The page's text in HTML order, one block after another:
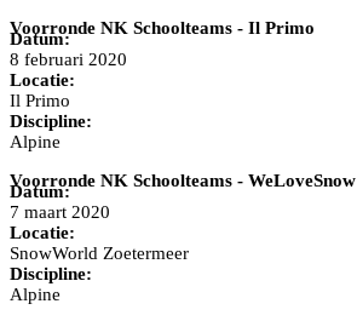
Voorronde NK Schoolteams - Il Primo
Datum:
8 februari 2020
Locatie:
Il Primo
Discipline:
Alpine
Voorronde NK Schoolteams - WeLoveSnow
Datum:
7 maart 2020
Locatie:
SnowWorld Zoetermeer
Discipline:
Alpine